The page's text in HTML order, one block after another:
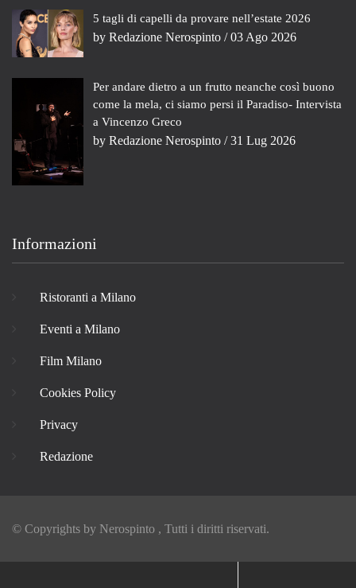
5 tagli di capelli da provare nell’estate 2026
by Redazione Nerospinto / 03 Ago 2026
Per andare dietro a un frutto neanche così buono
come la mela, ci siamo persi il Paradiso- Intervista
a Vincenzo Greco
by Redazione Nerospinto / 31 Lug 2026
Informazioni
Ristoranti a Milano
Eventi a Milano
Film Milano
Cookies Policy
Privacy
Redazione
© Copyrights by Nerospinto , Tutti i diritti riservati.